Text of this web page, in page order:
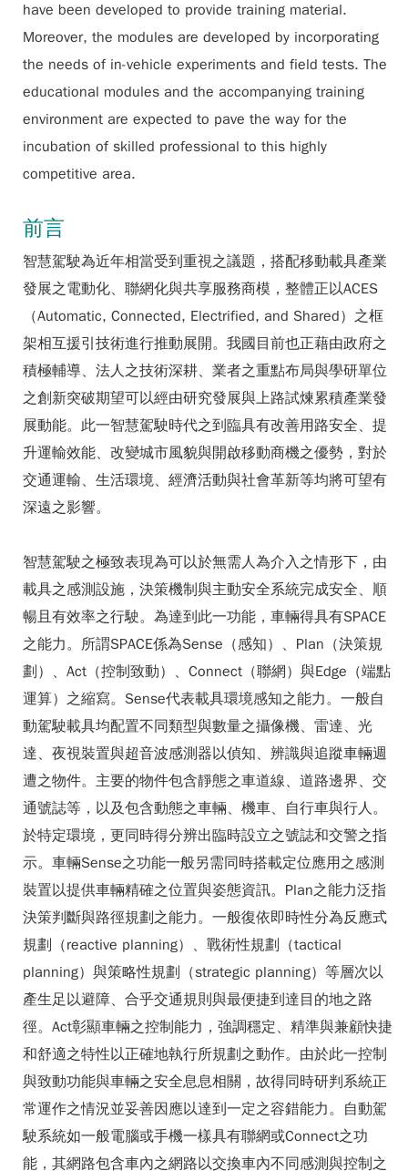
have been developed to provide training material.
Moreover, the modules are developed by incorporating
the needs of in-vehicle experiments and field tests. The
educational modules and the accompanying training
environment are expected to pave the way for the
incubation of skilled professional to this highly
competitive area.
前言
智慧駕駛為近年相當受到重視之議題，搭配移動載具產業
發展之電動化、聯網化與共享服務商模，整體正以ACES
（Automatic, Connected, Electrified, and Shared）之框
架相互援引技術進行推動展開。我國目前也正藉由政府之
積極輔導、法人之技術深耕、業者之重點布局與學研單位
之創新突破期望可以經由研究發展與上路試煉累積產業發
展動能。此一智慧駕駛時代之到臨具有改善用路安全、提
升運輸效能、改變城市風貌與開啟移動商機之優勢，對於
交通運輸、生活環境、經濟活動與社會革新等均將可望有
深遠之影響。
智慧駕駛之極致表現為可以於無需人為介入之情形下，由
載具之感測設施，決策機制與主動安全系統完成安全、順
暢且有效率之行駛。為達到此一功能，車輛得具有SPACE
之能力。所謂SPACE係為Sense（感知）、Plan（決策規
劃）、Act（控制致動）、Connect（聯網）與Edge（端點
運算）之縮寫。Sense代表載具環境感知之能力。一般自
動駕駛載具均配置不同類型與數量之攝像機、雷達、光
達、夜視裝置與超音波感測器以偵知、辨識與追蹤車輛週
遭之物件。主要的物件包含靜態之車道線、道路邊界、交
通號誌等，以及包含動態之車輛、機車、自行車與行人。
於特定環境，更同時得分辨出臨時設立之號誌和交警之指
示。車輛Sense之功能一般另需同時搭載定位應用之感測
裝置以提供車輛精確之位置與姿態資訊。Plan之能力泛指
決策判斷與路徑規劃之能力。一般復依即時性分為反應式
規劃（reactive planning）、戰術性規劃（tactical
planning）與策略性規劃（strategic planning）等層次以
產生足以避障、合乎交通規則與最便捷到達目的地之路
徑。Act彰顯車輛之控制能力，強調穩定、精準與兼顧快捷
和舒適之特性以正確地執行所規劃之動作。由於此一控制
與致動功能與車輛之安全息息相關，故得同時研判系統正
常運作之情況並妥善因應以達到一定之容錯能力。自動駕
駛系統如一般電腦或手機一樣具有聯網或Connect之功
能，其網路包含車內之網路以交換車內不同感測與控制之